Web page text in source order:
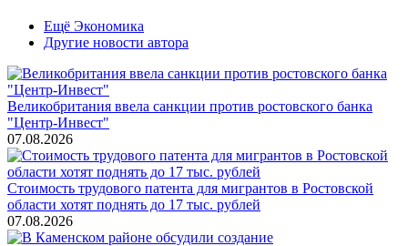
Ещё Экономика
Другие новости автора
Великобритания ввела санкции против ростовского банка
"Центр-Инвест"
07.08.2026
Стоимость трудового патента для мигрантов в Ростовской
области хотят поднять до 17 тыс. рублей
07.08.2026